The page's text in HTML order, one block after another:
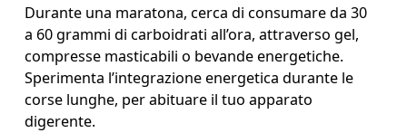
Durante una maratona, cerca di consumare da 30
a 60 grammi di carboidrati all’ora, attraverso gel,
compresse masticabili o bevande energetiche.
Sperimenta l’integrazione energetica durante le
corse lunghe, per abituare il tuo apparato
digerente.